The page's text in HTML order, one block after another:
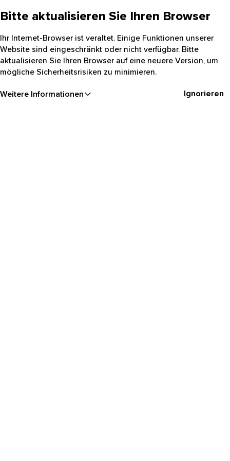
Bitte aktualisieren Sie Ihren Browser
Ihr Internet-Browser ist veraltet. Einige Funktionen unserer
Website sind eingeschränkt oder nicht verfügbar. Bitte
aktualisieren Sie Ihren Browser auf eine neuere Version, um
mögliche Sicherheitsrisiken zu minimieren.
Weitere Informationen Ignorieren